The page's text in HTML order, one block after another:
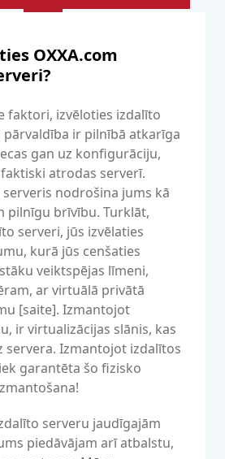
OXXA.com
faktori, izvēloties izdalīto
pārvaldība ir pilnībā atkarīga
gan uz konfigurāciju,
atrodas serverī.
nodrošina jums kā
pilnīgu brīvību. Turklāt,
serveri, jūs izvēlaties
kurā jūs cenšaties
veiktspējas līmeni,
ar virtuālā privātā
[saite]. Izmantojot
ir virtualizācijas slānis, kas
servera. Izmantojot izdalītos
garantēta šo fizisko
serveru jaudīgajām
piedāvājam arī atbalstu,